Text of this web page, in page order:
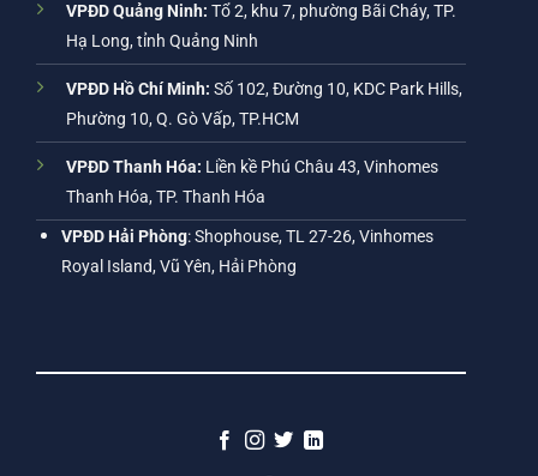
VPĐD Quảng Ninh: Tổ 2, khu 7, phường Bãi Cháy, TP.
Hạ Long, tỉnh Quảng Ninh
VPĐD Hồ Chí Minh: Số 102, Đường 10, KDC Park Hills,
Phường 10, Q. Gò Vấp, TP.HCM
VPĐD Thanh Hóa: Liền kề Phú Châu 43, Vinhomes
Thanh Hóa, TP. Thanh Hóa
VPĐD Hải Phòng: Shophouse, TL 27-26, Vinhomes
Royal Island, Vũ Yên, Hải Phòng